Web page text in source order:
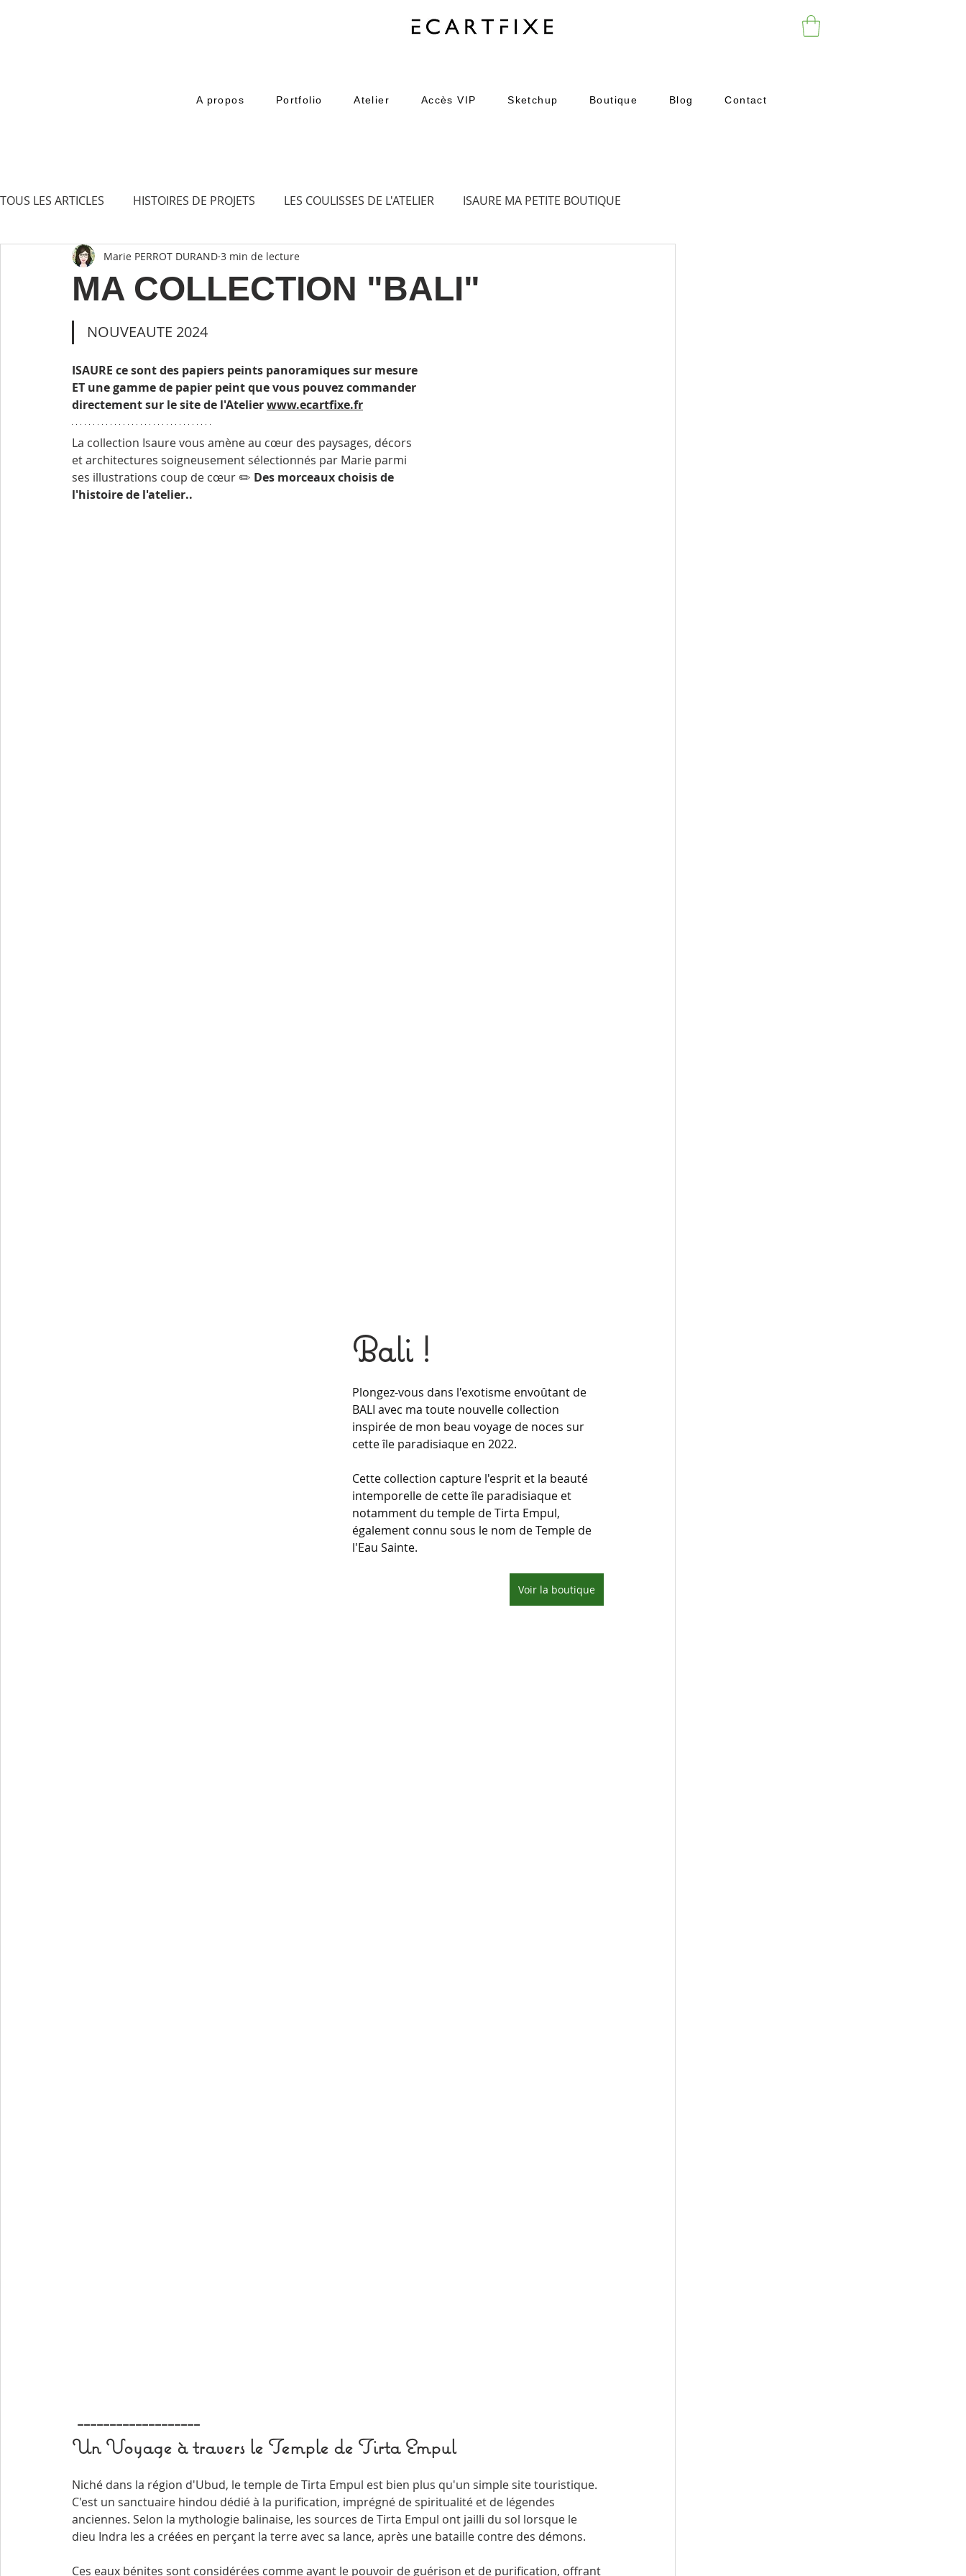
A propos Portfolio Atelier Accès VIP Sketchup Boutique Blog Contact
TOUS LES ARTICLES HISTOIRES DE PROJETS LES COULISSES DE L'ATELIER ISAURE MA PETITE BOUTIQUE
PATRIMOINE
MA COLLECTION "BALI"
Marie PERROT DURAND 3 min de lecture
NOUVEAUTE 2024
ISAURE ce sont des papiers peints panoramiques sur mesure
ET une gamme de papier peint que vous pouvez commander
directement sur le site de l'Atelierwww.ecartfixe.fr
La collection Isaure vous amène au cœur des paysages, décors
et architectures soigneusement sélectionnés par Marie parmi
ses illustrations coup de cœur ✏️ Des morceaux choisis de
l'histoire de l'atelier..
Bali !
Plongez-vous dans l'exotisme envoûtant de
BALI avec ma toute nouvelle collection
inspirée de mon beau voyage de noces sur
cette île paradisiaque en 2022.
Cette collection capture l'esprit et la beauté
intemporelle de cette île paradisiaque et
notamment du temple de Tirta Empul,
également connu sous le nom de Temple de
l'Eau Sainte.
Voir la boutique
Un Voyage à travers le Temple de Tirta Empul
Niché dans la région d'Ubud, le temple de Tirta Empul est bien plus qu'un simple site touristique.
C'est un sanctuaire hindou dédié à la purification, imprégné de spiritualité et de légendes
anciennes. Selon la mythologie balinaise, les sources de Tirta Empul ont jailli du sol lorsque le
dieu Indra les a créées en perçant la terre avec sa lance, après une bataille contre des démons.
Ces eaux bénites sont considérées comme ayant le pouvoir de guérison et de purification, offrant